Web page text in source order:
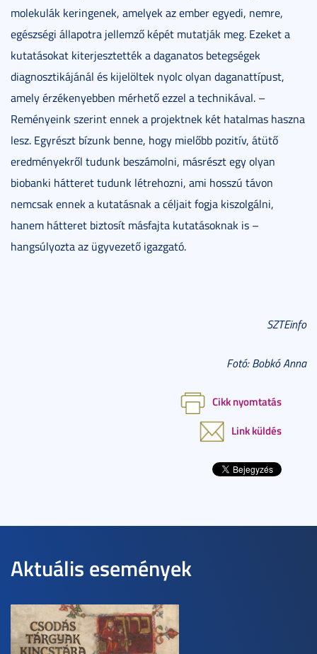
molekulák keringenek, amelyek az ember egyedi, nemre,
egészségi állapotra jellemző képét mutatják meg. Ezeket a
kutatásokat kiterjesztették a daganatos betegségek
diagnosztikájánál és kijelöltek nyolc olyan daganattípust,
amely érzékenyebben mérhető ezzel a technikával. –
Reményeink szerint ennek a projektnek két hatalmas haszna
lesz. Egyrészt bízunk benne, hogy mielőbb pozitív, átütő
eredményekről tudunk beszámolni, másrészt egy olyan
biobanki hátteret tudunk létrehozni, ami hosszú távon
nemcsak ennek a kutatásnak a céljait fogja kiszolgálni,
hanem hátteret biztosít másfajta kutatásoknak is –
hangsúlyozta az ügyvezető igazgató.
SZTEinfo
Fotó: Bobkó Anna
Cikk nyomtatás
Link küldés
Aktuális események